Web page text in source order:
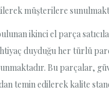
müşterilere
ikinci el parça
duyduğu her türlü
Bu parçalar,
temin edilerek kalite